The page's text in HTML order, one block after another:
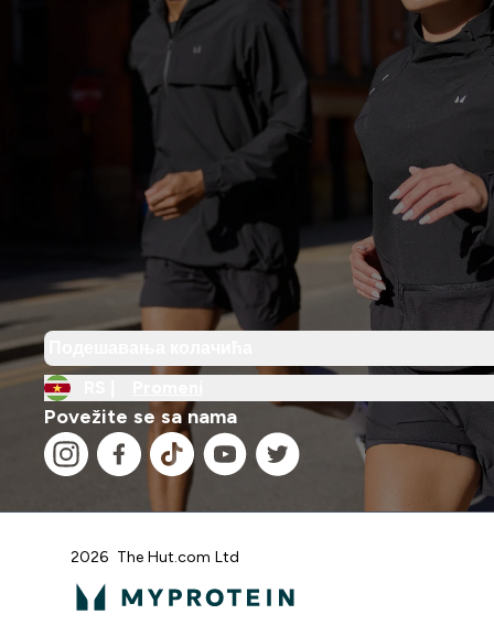
Povežite se sa nama
2026 The Hut.com Ltd